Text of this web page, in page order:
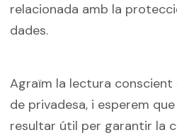
relacionada amb la
dades.
Agraïm la lectura
de privadesa, i esperem
resultar útil per garantir la